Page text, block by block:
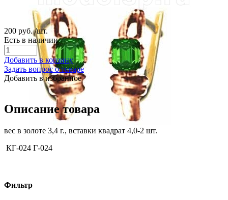
200 руб./шт.
Есть в наличии
Добавить в корзину
Задать вопрос о товаре
Добавить в избранное
Описание товара
вес в золоте 3,4 г., вставки квадрат 4,0-2 шт.
КГ-024 Г-024
Фильтр